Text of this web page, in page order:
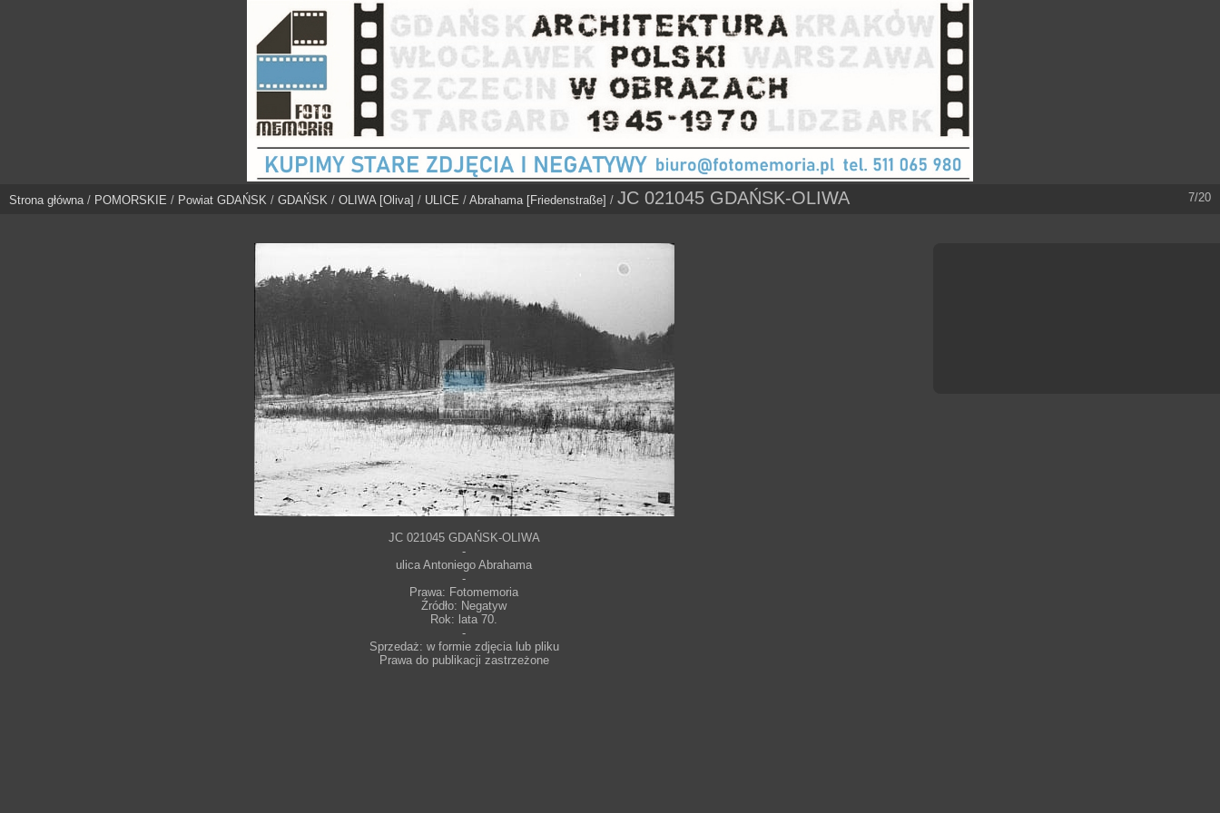
7/20
Strona główna/ POMORSKIE / Powiat GDAŃSK / GDAŃSK / OLIWA [Oliva] / ULICE / Abrahama [Friedenstraße] / JC 021045 GDAŃSK-OLIWA
JC 021045 GDAŃSK-OLIWA
-
ulica Antoniego Abrahama
-
Prawa: Fotomemoria
Źródło: Negatyw
Rok: lata 70.
-
Sprzedaż: w formie zdjęcia lub pliku
Prawa do publikacji zastrzeżone